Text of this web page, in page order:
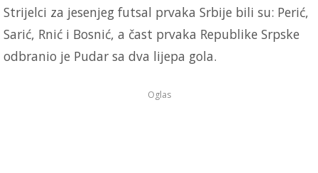
Strijelci za jesenjeg futsal prvaka Srbije bili su: Perić,
Sarić, Rnić i Bosnić, a čast prvaka Republike Srpske
odbranio je Pudar sa dva lijepa gola.
Oglas